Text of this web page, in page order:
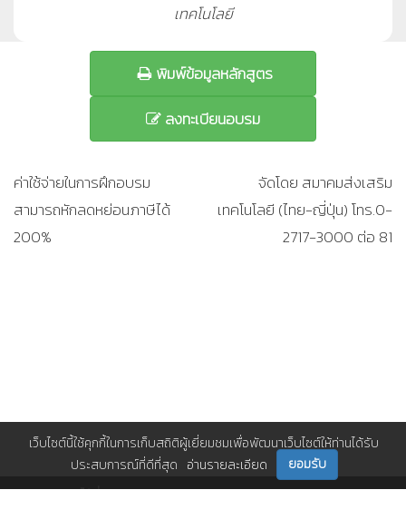
เทคโนโลยี
พิมพ์ข้อมูลหลักสูตร
ลงทะเบียนอบรม
ค่าใช้จ่ายในการฝึกอบรม
สามารถหักลดหย่อนภาษีได้
200%
จัดโดย สมาคมส่งเสริม
เทคโนโลยี (ไทย-ญี่ปุ่น) โทร.0-
2717-3000 ต่อ 81
ติดตามเราได้ที่
เว็บไซต์นี้ใช้คุกกี้ในการเก็บสถิติผู้เยี่ยมชมเพื่อพัฒนาเว็บไซต์ให้ท่านได้รับ
ประสบการณ์ที่ดีที่สุด อ่านรายละเอียด ยอมรับ